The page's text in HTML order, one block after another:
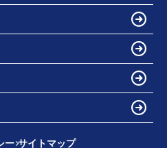
ー サイトマップ